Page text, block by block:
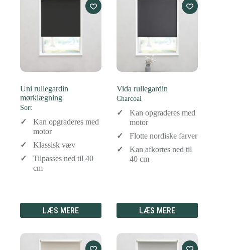
Uni rullegardin
mørklægning
Sort
Kan opgraderes med
motor
Klassisk væv
Tilpasses ned til 40
cm
LÆS MERE
Vida rullegardin
Charcoal
Kan opgraderes med
motor
Flotte nordiske farver
Kan afkortes ned til
40 cm
LÆS MERE